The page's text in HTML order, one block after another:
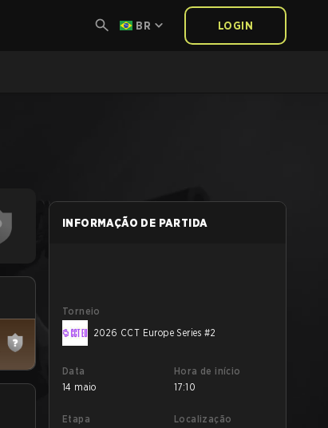
BR LOGIN
INFORMAÇÃO DE PARTIDA
Torneio
2026 CCT Europe Series #2
Data
14 maio
Hora de início
17:10
Etapa
Localização